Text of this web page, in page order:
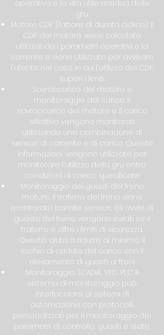
operativa e la vita utile residua delle
gru.
Motore CDF (fattore di durata ciclica). Il
CDF del motore viene calcolato
utilizzando i parametri operativi e la
corrente e viene utilizzato per avvisare
l'utente nel caso in cui l'utilizzo del CDF
superi i limiti.
Sovraccarico del motore e
monitoraggio del carico. Il
sovraccarico del motore e il carico
effettivo vengono monitorati
utilizzando una combinazione di
sensori di corrente e di carico. Queste
informazioni vengono utilizzate per
monitorare l'utilizzo della gru entro
condizioni di carico specificate
Monitoraggio dei guasti del freno
motore. Il traferro del freno viene
monitorato tramite sensori. Gli avvisi di
guasto del freno vengono inviati se il
traferro è oltre i limiti di sicurezza.
Questo aiuta a ridurre al minimo il
rischio di caduta del carico con il
rilevamento di guasti ai freni
Monitoraggio SCADA, VFD, PLC. Il
sistema di monitoraggio può
interfacciarsi ai sistemi di
automazione con protocolli
personalizzati per il monitoraggio dei
parametri di controllo, guasti e stato,